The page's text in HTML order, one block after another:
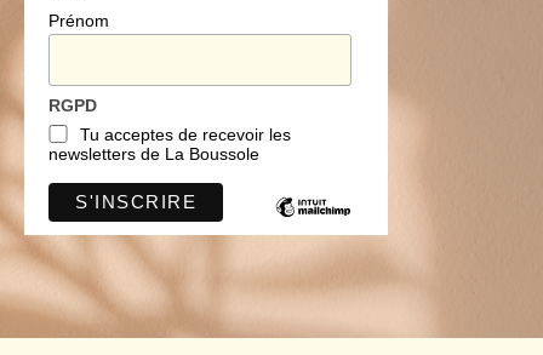
Prénom
RGPD
Tu acceptes de recevoir les
newsletters de La Boussole